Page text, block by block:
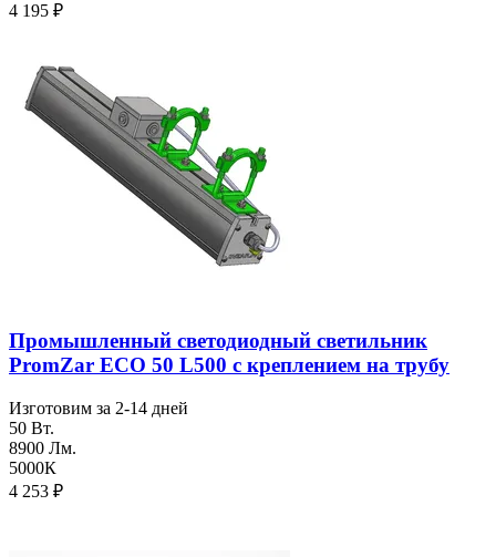
4 195 ₽
Промышленный светодиодный светильник
PromZar ECO 50 L500 с креплением на трубу
Изготовим за 2-14 дней
50 Вт.
8900 Лм.
5000К
4 253 ₽